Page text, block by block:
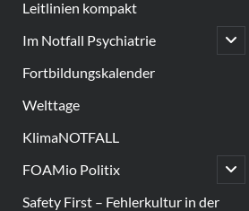
Leitlinien kompakt
Im Notfall Psychiatrie
open
child
Fortbildungskalender
Welttage
KlimaNOTFALL
FOAMio Politix
open
child
Safety First – Fehlerkultur in der